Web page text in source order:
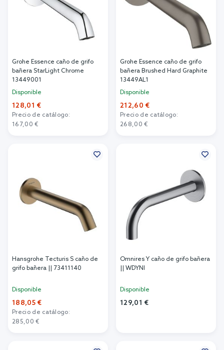
Grohe Essence caño de grifo
bañera StarLight Chrome
13449001
Disponible
128,01 €
Precio de catálogo:
167,00 €
Grohe Essence caño de grifo
bañera Brushed Hard Graphite
13449AL1
Disponible
212,60 €
Precio de catálogo:
268,00 €
Hansgrohe Tecturis S caño de
grifo bañera || 73411140
Disponible
188,05 €
Precio de catálogo:
285,00 €
Omnires Y caño de grifo bañera
|| WDYNI
Disponible
129,01 €